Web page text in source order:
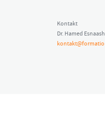
Kontakt
Dr. Hamed